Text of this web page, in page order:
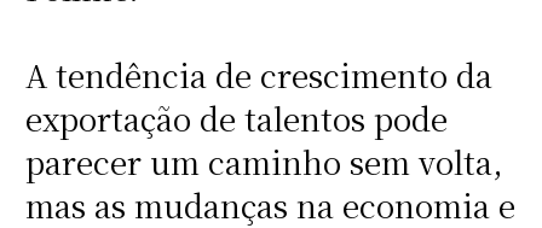
A tendência de crescimento da
exportação de talentos pode
parecer um caminho sem volta,
mas as mudanças na economia e